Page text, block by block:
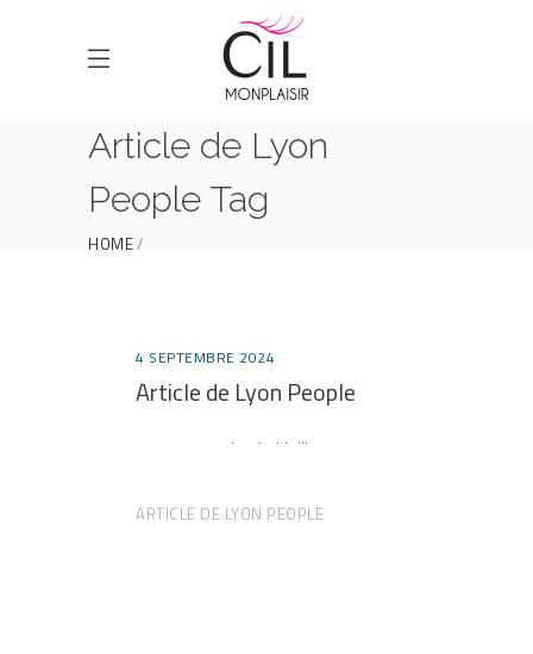
Article de Lyon
People Tag
HOME
4 SEPTEMBRE 2024
Article de Lyon People
. . . .
ARTICLE DE LYON PEOPLE